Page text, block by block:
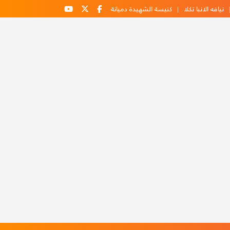
نيافه الانبا تكلا كنيسة الشهيدة دميانة